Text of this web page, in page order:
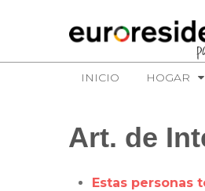
INICIO HOGAR
Art. de
Estas personas